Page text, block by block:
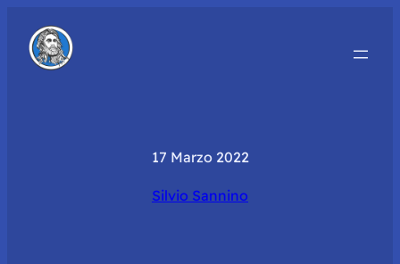
17 Marzo 2022
Silvio Sannino